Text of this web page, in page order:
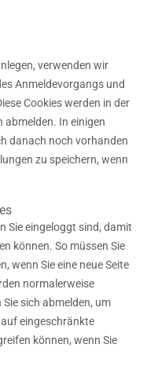
verwenden wir
Anmeldevorgangs und
Cookies werden in der
abmelden. In einigen
danach noch vorhanden
zu speichern, wenn
Sie eingeloggt sind, damit
können. So müssen Sie
wenn Sie eine neue Seite
normalerweise
sich abmelden, um
eingeschränkte
können, wenn Sie